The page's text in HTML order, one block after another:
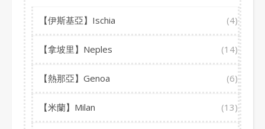
【伊斯基亞】Ischia (4)
【拿坡里】Neples (14)
【熱那亞】Genoa (6)
【米蘭】Milan (13)